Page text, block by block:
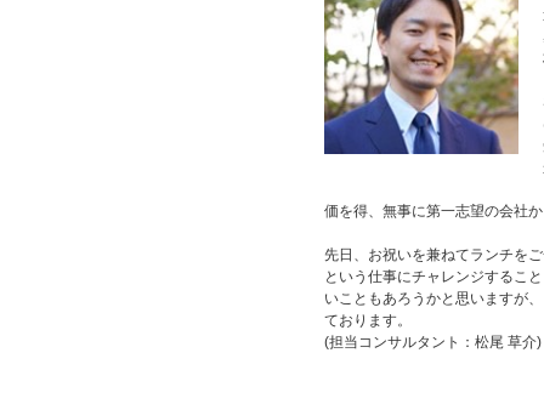
価を得、無事に第一志望の会社
先日、お祝いを兼ねてランチを
という仕事にチャレンジするこ
いこともあろうかと思いますが
ております。
(担当コンサルタント：松尾 草介)